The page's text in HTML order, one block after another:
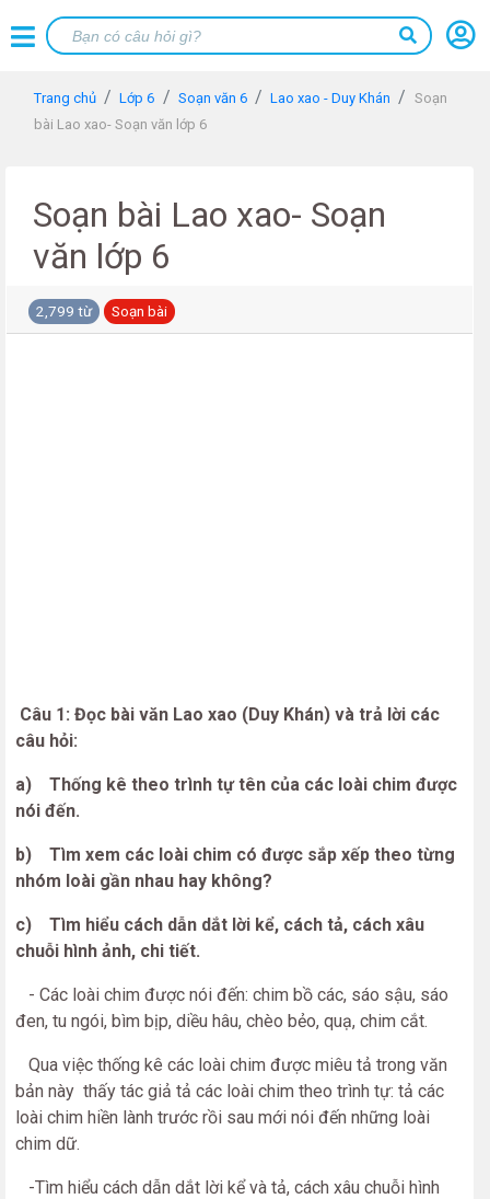
Trang chủ Lớp 6 Soạn văn 6 Lao xao - Duy Khán
Soạn
bài Lao xao- Soạn văn lớp 6
Soạn bài Lao xao- Soạn
văn lớp 6
2,799 từ Soạn bài
Câu 1: Đọc bài văn Lao xao (Duy Khán) và trả lời các
câu hỏi:
a) Thống kê theo trình tự tên của các loài chim được
nói đến.
b) Tìm xem các loài chim có được sắp xếp theo từng
nhóm loài gần nhau hay không?
c) Tìm hiểu cách dẫn dắt lời kể, cách tả, cách xâu
chuỗi hình ảnh, chi tiết.
- Các loài chim được nói đến: chim bồ các, sáo sậu, sáo
đen, tu ngói, bìm bịp, diều hâu, chèo bẻo, quạ, chim cắt.
Qua việc thống kê các loài chim được miêu tả trong văn
bản này thấy tác giả tả các loài chim theo trình tự: tả các
loài chim hiền lành trước rồi sau mới nói đến những loài
chim dữ.
-Tìm hiểu cách dẫn dắt lời kể và tả, cách xâu chuỗi hình